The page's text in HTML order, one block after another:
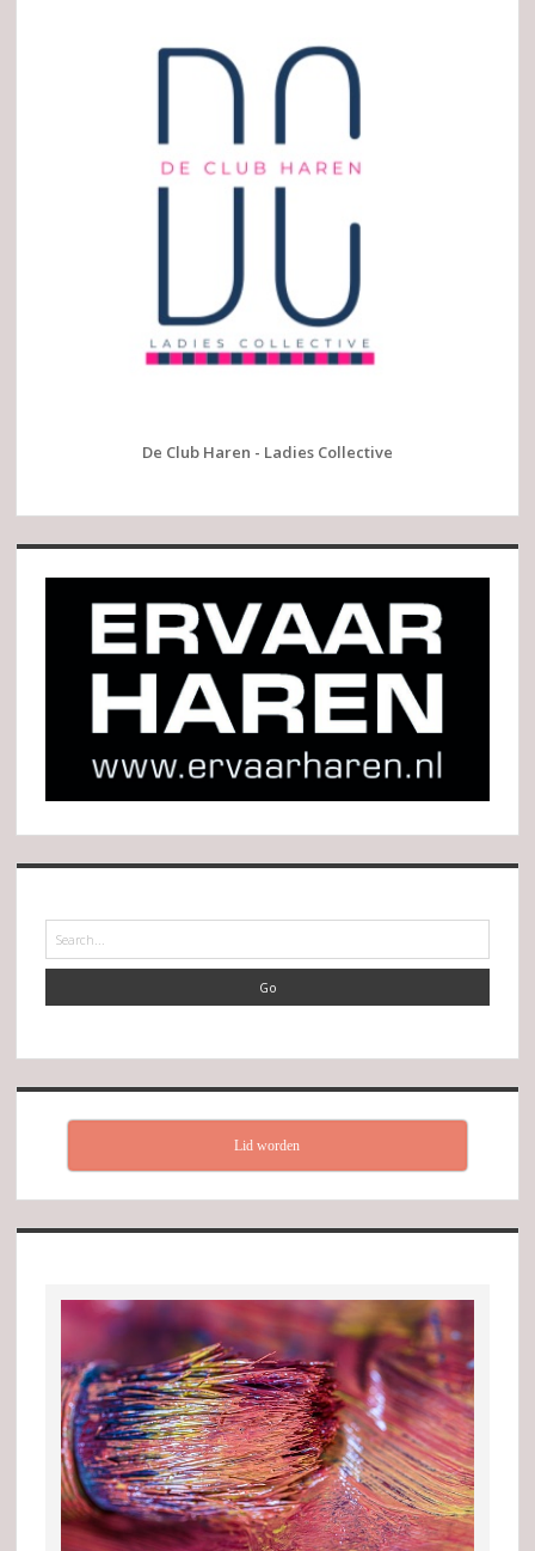
De Club Haren - Ladies Collective
Lid worden